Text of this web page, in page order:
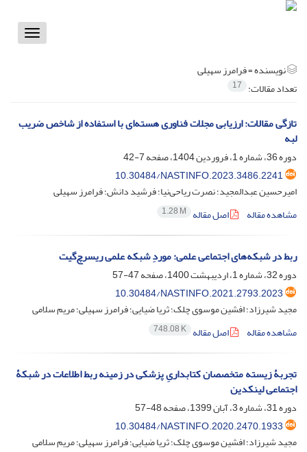
Toggle
نویسنده =فرامرز سهیلی
تعداد مقالات: 17
تازگی مقالات: ارزیابی مجلات فناوری هسته‌ای با استفاده از شاخص ضریب
لبه
دوره 36، شماره 1، فروردین 1404، صفحه
7-42
10.30484/NASTINFO.2023.3486.2241
امیرحسین عبدالمجید؛ نصرت ریاحی‌نیا؛ فرشید دانش؛ فرامرز سهیلی
مشاهده مقاله
اصل مقاله 1.28 M
ربط در شبکه‌های اجتماعی علمی‌: موردِ شبکه علمی ریسرچ‌گیت
دوره 32، شماره 1، اردیبهشت 1400، صفحه
47-57
10.30484/NASTINFO.2021.2793.2023
مجید شیرزاد؛ افشین موسوی چلک؛ ثریا ضیایی؛ فرامرز سهیلی؛ مریم سلامی
مشاهده مقاله
اصل مقاله 748.08 K
تجربۀ زیسته متخصصان کتابداریِ پزشکی در زمینه ربط اطلاعات در شبکۀ
اجتماعی لینکدین
دوره 31، شماره 3، آبان 1399، صفحه
48-57
10.30484/NASTINFO.2020.2470.1933
مجید شیرزاد؛ افشین موسوی چلک؛ ثریا ضیایی؛ فرامرز سهیلی؛ مریم سلامی